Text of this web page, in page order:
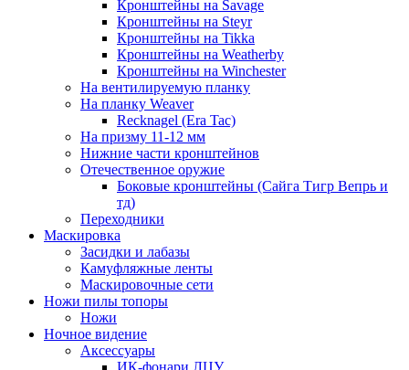
Кронштейны на Savage
Кронштейны на Steyr
Кронштейны на Tikka
Кронштейны на Weatherby
Кронштейны на Winchester
На вентилируемую планку
На планку Weaver
Recknagel (Era Tac)
На призму 11-12 мм
Нижние части кронштейнов
Отечественное оружие
Боковые кронштейны (Сайга Тигр Вепрь и
тд)
Переходники
Маскировка
Засидки и лабазы
Камуфляжные ленты
Маскировочные сети
Ножи пилы топоры
Ножи
Ночное видение
Аксессуары
ИК-фонари ЛЦУ